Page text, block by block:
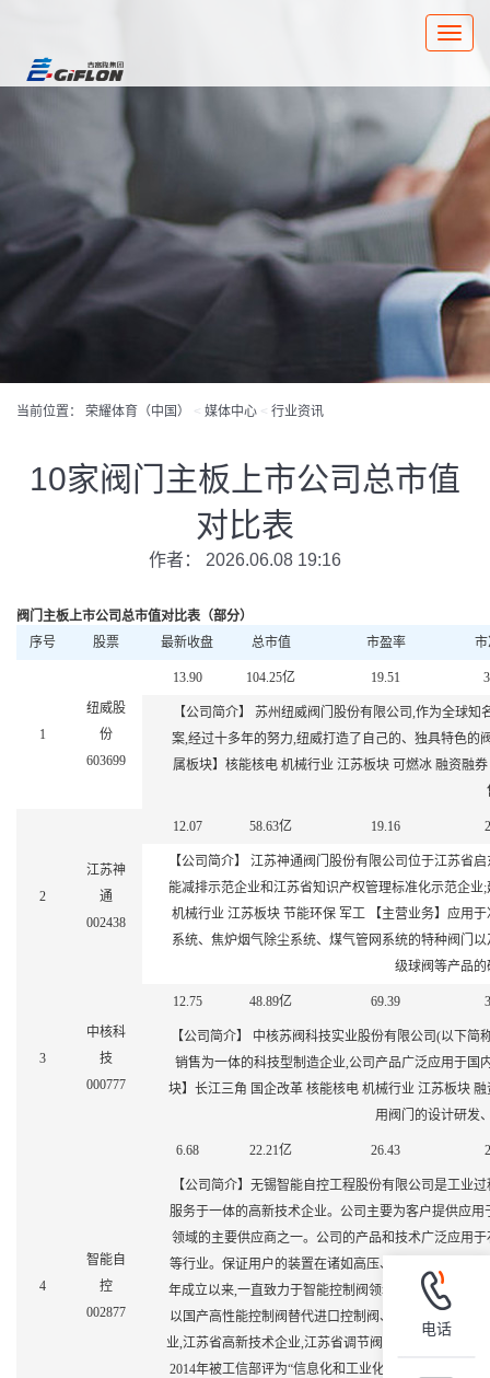
Toggle
当前位置： 荣耀体育（中国） < 媒体中心 < 行业资讯
10家阀门主板上市公司总市值
对比表
作者： 2026.06.08 19:16
阀门主板上市公司总市值对比表（部分）
序号
股票 最新收盘 总市值 市盈率
1
纽威股
份
603699
13.90 104.25亿 19.51
【公司简介】 苏州纽威阀门 股份有限公司,作为全球知
案,经过十多年的努力,纽威打造了自己的、独具特色的
属板块】核能核电 机械行业 江苏板块 可燃冰 融资融
2
江苏神
通
002438
12.07 58.63亿 19.16
【公司简介】 江苏神通阀门股份有限公司位于江苏省
能减排示范企业和江苏省知识产权管理标准化示范企
机械行业 江苏板块 节能环保 军工 【主营业务】应用
系统、焦炉烟气除尘系统、煤气管网系统的特种阀门
级球阀等产品的
3
中核科
技
000777
12.75 48.89亿 69.39
【公司简介】 中核苏阀科技实业股份有限公司(以下
销售为一体的科技型制造企业,公司产品广泛应用于国
块】长江三角 国企改革 核能核电 机械行业 江苏板块
用阀门的设计研发
4
智能自
控
002877
6.68 22.21亿 26.43
【公司简介】无锡智能自控工程股份有限公司是工业
服务于一体的高新技术企业。公司主要为客户提供应
领域的主要供应商之一。公司的产品和技术广泛应用
等行业。保证用户的装置在诸如高压、高温、腐蚀等
年成立以来,一直致力于智能控制阀领域的技术创新和
以国产高性能控制阀替代进口控制阀、坚持走智能控
业,江苏省高新技术企业,江苏省调节阀
2014年被工信部评为“信息化和工业化两化深度融合专
电话